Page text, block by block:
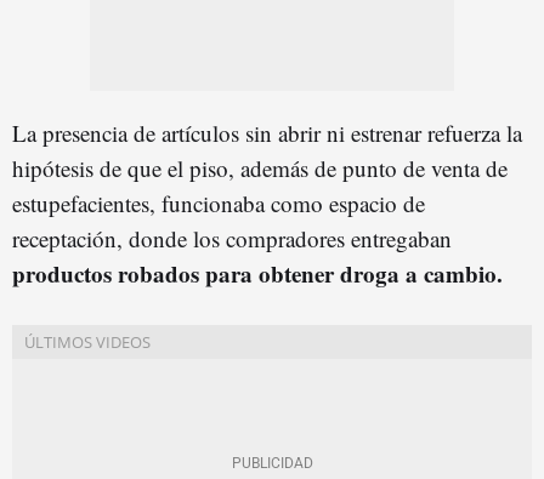
La presencia de artículos sin abrir ni estrenar refuerza la
hipótesis de que el piso, además de punto de venta de
estupefacientes, funcionaba como espacio de
receptación, donde los compradores entregaban
productos robados para obtener droga a cambio.